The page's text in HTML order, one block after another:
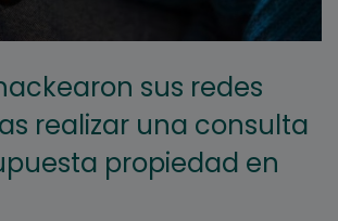
sus redes
realizar una consulta
propiedad en